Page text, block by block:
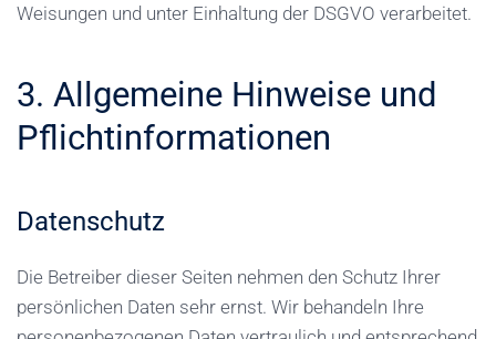
Weisungen und unter Einhaltung der DSGVO verarbeitet.
3. Allgemeine Hinweise und
Pflicht­informationen
Datenschutz
Die Betreiber dieser Seiten nehmen den Schutz Ihrer
persönlichen Daten sehr ernst. Wir behandeln Ihre